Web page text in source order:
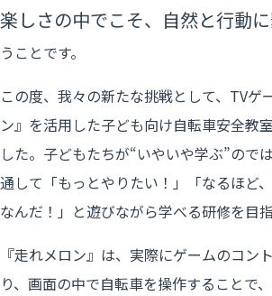
楽しさの中でこそ、自然と行動に
うことです。
この度、我々の新たな挑戦として、TVゲ
ン』を活用した子ども向け自転車安全教
した。子どもたちが“いやいや学ぶ”ので
通して「もっとやりたい！」「なるほど
なんだ！」と遊びながら学べる研修を目指
『走れメロン』は、実際にゲームのコン
り、画面の中で自転車を操作することで